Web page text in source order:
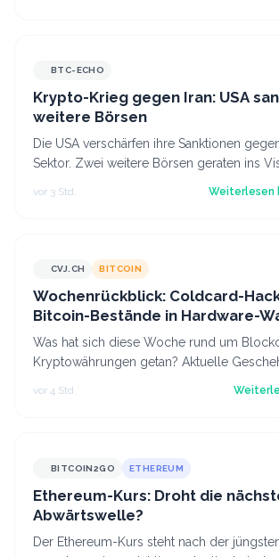
BTC-ECHO
Krypto-Krieg gegen Iran: USA
weitere Börsen
Die USA verschärfen ihre Sanktionen
Sektor. Zwei weitere Börsen geraten ins
vor 3 Std. Weiterlesen
CVJ.CHCVJ.CH BITCOIN
Wochenrückblick: Coldcard-
Bitcoin-Bestände in Hardware-
Was hat sich diese Woche rund um
Kryptowährungen getan? Aktuelle
Hintergrundberichte im Wochenrückblick.
vor 4 Std.
BITCOIN2GO ETHEREUM
Ethereum-Kurs: Droht die
Abwärtswelle?
Der Ethereum-Kurs steht nach der